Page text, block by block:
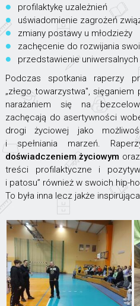
profilaktykę uzależnień
uświadomienie zagrożeń
zmiany postawy u młodzieży
zachęcenie do rozwijania
przedstawienie
Podczas spotkania raperzy
„złego towarzystwa",
narażaniem się na
zachęcają do asertywności
drogi życiowej jako
i spełniania marzeń.
doświadczeniem życiowym
treści profilaktyczne i
i patosu” również w swoich hip-
To była inna lecz jakże